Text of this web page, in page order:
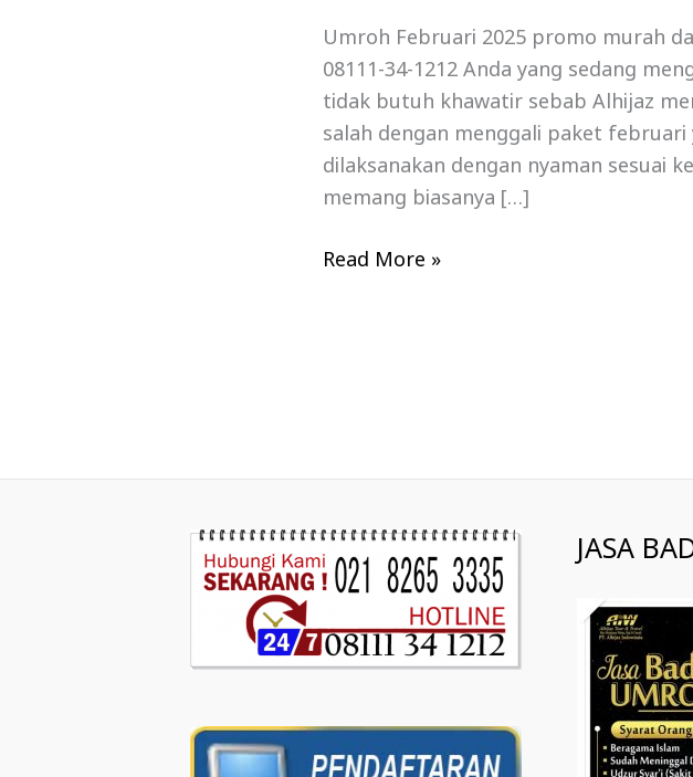
Umroh Februari 2025 promo murah
08111-34-1212 Anda yang sedang
tidak butuh khawatir sebab Alhijaz
salah dengan menggali paket
dilaksanakan dengan nyaman sesuai
memang biasanya […]
Read More »
JASA